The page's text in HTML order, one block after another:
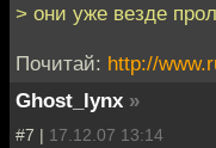
> они уже везде
Почитай: http://
Ghost_lynx »
#7 | 17.12.07 13:14